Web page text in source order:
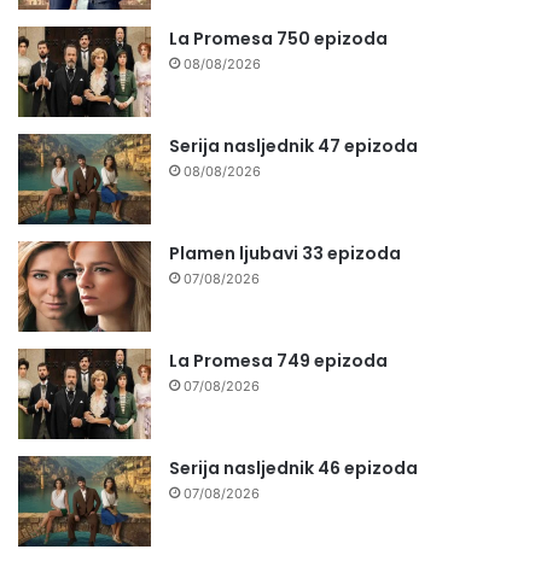
La Promesa 750 epizoda
08/08/2026
Serija nasljednik 47 epizoda
08/08/2026
Plamen ljubavi 33 epizoda
07/08/2026
La Promesa 749 epizoda
07/08/2026
Serija nasljednik 46 epizoda
07/08/2026